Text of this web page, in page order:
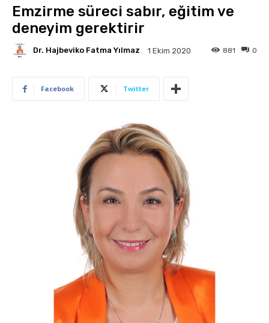
Emzirme süreci sabır, eğitim ve
deneyim gerektirir
Dr. Hajbeviko Fatma Yılmaz 1 Ekim 2020 0
881
Facebook Twitter